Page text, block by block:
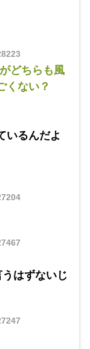
どちらも風
くない？
いるんだよ
はずないじ